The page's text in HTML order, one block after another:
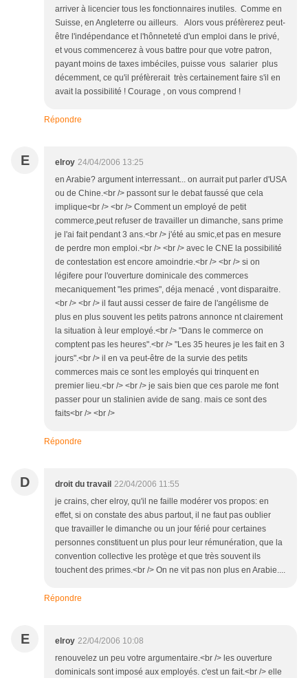
arriver à licencier tous les fonctionnaires inutiles. Comme en
Suisse, en Angleterre ou ailleurs. Alors vous préfèrerez peut-
être l'indépendance et l'hônneteté d'un emploi dans le privé,
et vous commencerez à vous battre pour que votre patron,
payant moins de taxes imbéciles, puisse vous salarier plus
décemment, ce qu'il préfèrerait très certainement faire s'il en
avait la possibilité ! Courage , on vous comprend !
Répondre
E elroy 24/04/2006 13:25
en Arabie? argument interressant... on aurrait put parler d'USA
ou de Chine.<br /> passont sur le debat faussé que cela
implique<br /> <br /> Comment un employé de petit
commerce,peut refuser de travailler un dimanche, sans prime
je l'ai fait pendant 3 ans.<br /> j'été au smic,et pas en mesure
de perdre mon emploi.<br /> <br /> avec le CNE la possibilité
de contestation est encore amoindrie.<br /> <br /> si on
légifere pour l'ouverture dominicale des commerces
mecaniquement "les primes", déja menacé , vont disparaitre.
<br /> <br /> il faut aussi cesser de faire de l'angélisme de
plus en plus souvent les petits patrons annonce nt clairement
la situation à leur employé.<br /> "Dans le commerce on
comptent pas les heures".<br /> "Les 35 heures je les fait en 3
jours".<br /> il en va peut-être de la survie des petits
commerces mais ce sont les employés qui trinquent en
premier lieu.<br /> <br /> je sais bien que ces parole me font
passer pour un stalinien avide de sang. mais ce sont des
faits<br /> <br />
Répondre
D droit du travail 22/04/2006 11:55
je crains, cher elroy, qu'il ne faille modérer vos propos: en
effet, si on constate des abus partout, il ne faut pas oublier
que travailler le dimanche ou un jour férié pour certaines
personnes constituent un plus pour leur rémunération, que la
convention collective les protège et que très souvent ils
touchent des primes.<br /> On ne vit pas non plus en Arabie....
Répondre
E elroy 22/04/2006 10:08
renouvelez un peu votre argumentaire.<br /> les ouverture
dominicals sont imposé aux employés. c'est un fait.<br /> elle